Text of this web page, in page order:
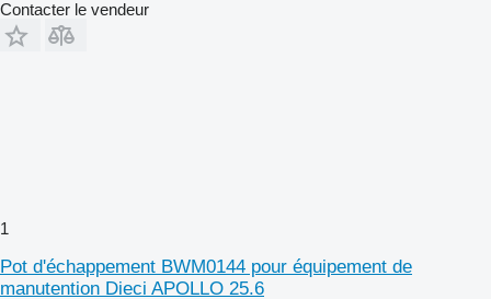
Contacter le vendeur
1
Pot d'échappement BWM0144 pour équipement de
manutention Dieci APOLLO 25.6